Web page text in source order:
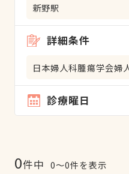
新野駅
詳細条件
日本婦人科腫瘍学会婦
診療曜日
0件中 0〜0件を表示